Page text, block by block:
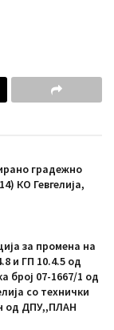
градежно
КО Гевгелија,
за промена на
и ГП 10.4.5 од
број 07-1667/1 од
со технички
од ДПУ,,ПЛАН